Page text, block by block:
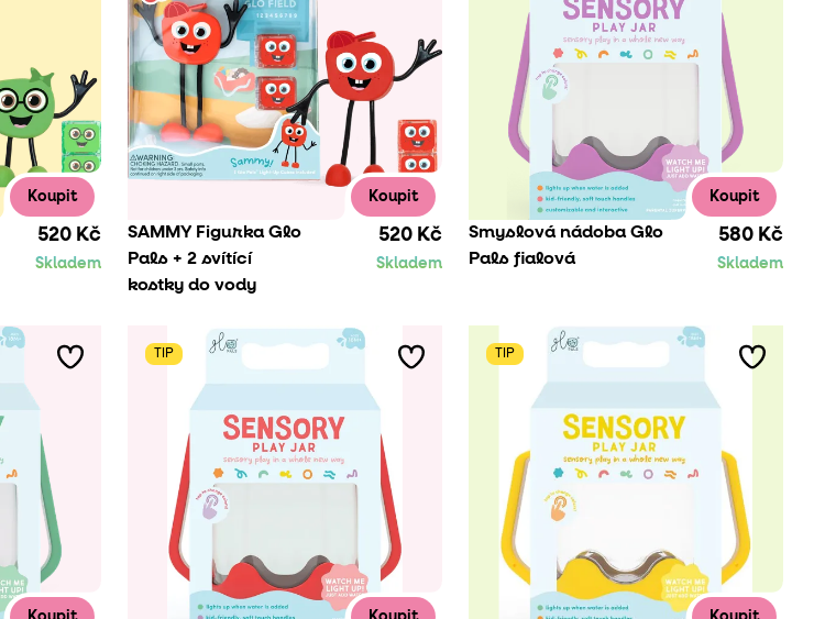
Koupit
520 Kč
Skladem
Koupit
SAMMY Figurka Glo
Pals + 2 svítící
kostky do vody
520 Kč
Skladem
Koupit
Smyslová nádoba Glo
Pals fialová
580 Kč
Skladem
TIP TIP